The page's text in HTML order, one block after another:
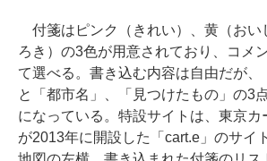
付箋はピンク（きれい）、黄（おい
ろき）の3色が用意されており、コメ
て選べる。書き込む内容は自由だが、
と「都市名」、「見つけたもの」の3
になっている。特設サイトは、東京カ
が2013年に開設した「cart.e」のサイ